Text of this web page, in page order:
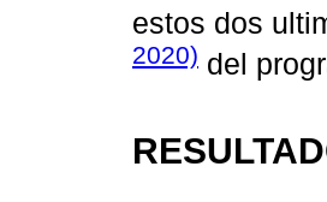
estos dos
2020) del